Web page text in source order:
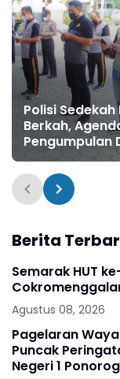
Polisi
Berkah,
Pengumpulan
Jumat Amal
Bungkal
Berita
Semarak HUT
Agustus 08, 2026
Pagelaran
Puncak
Negeri 1